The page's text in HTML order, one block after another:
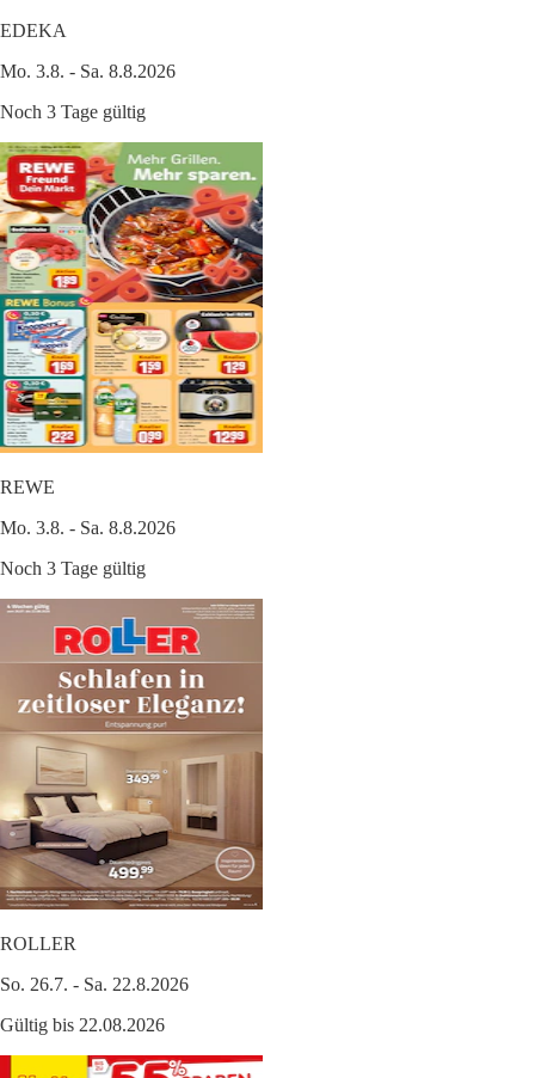
EDEKA
Mo. 3.8. - Sa. 8.8.2026
Noch 3 Tage gültig
REWE
Mo. 3.8. - Sa. 8.8.2026
Noch 3 Tage gültig
ROLLER
So. 26.7. - Sa. 22.8.2026
Gültig bis 22.08.2026